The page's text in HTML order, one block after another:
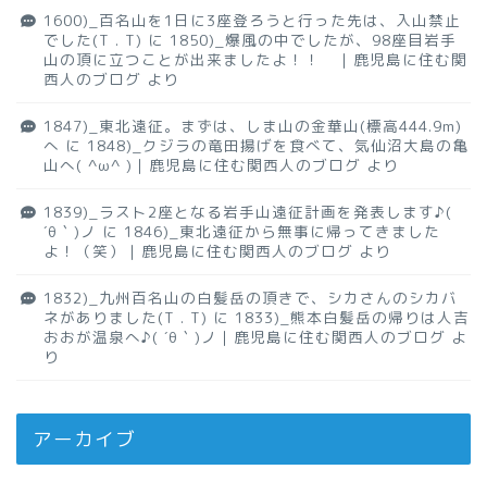
1600)_百名山を1日に3座登ろうと行った先は、入山禁止
でした(T . T) に 1850)_爆風の中でしたが、98座目岩手
山の頂に立つことが出来ましたよ！！ ｜鹿児島に住む関
西人のブログ より
1847)_東北遠征。まずは、しま山の金華山(標高444.9m)
へ に 1848)_クジラの竜田揚げを食べて、気仙沼大島の亀
山へ( ^ω^ )｜鹿児島に住む関西人のブログ より
1839)_ラスト2座となる岩手山遠征計画を発表します♪(
´θ｀)ノ に 1846)_東北遠征から無事に帰ってきました
よ！（笑）｜鹿児島に住む関西人のブログ より
1832)_九州百名山の白髪岳の頂きで、シカさんのシカバ
ネがありました(T . T) に 1833)_熊本白髪岳の帰りは人吉
おおが温泉へ♪( ´θ｀)ノ｜鹿児島に住む関西人のブログ よ
り
アーカイブ